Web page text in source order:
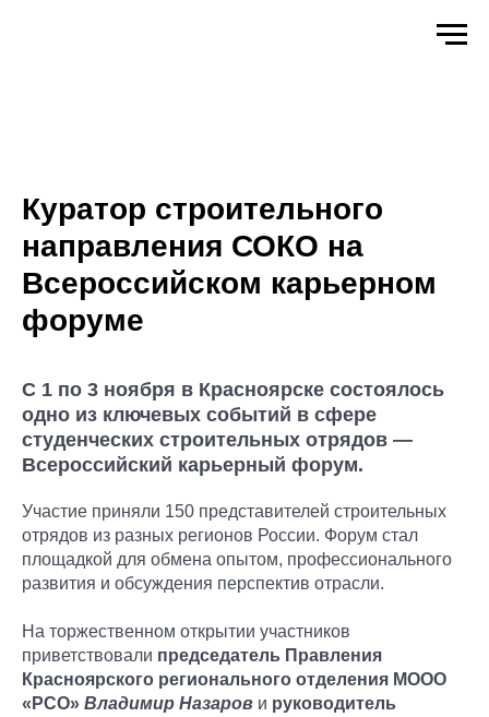
Куратор строительного
направления СОКО на
Всероссийском карьерном
форуме
С 1 по 3 ноября в Красноярске состоялось
одно из ключевых событий в сфере
студенческих строительных отрядов —
Всероссийский карьерный форум.
Участие приняли 150 представителей строительных
отрядов из разных регионов России. Форум стал
площадкой для обмена опытом, профессионального
развития и обсуждения перспектив отрасли.
На торжественном открытии участников
приветствовали председатель Правления
Красноярского регионального отделения МООО
«РСО» Владимир Назаров и руководитель